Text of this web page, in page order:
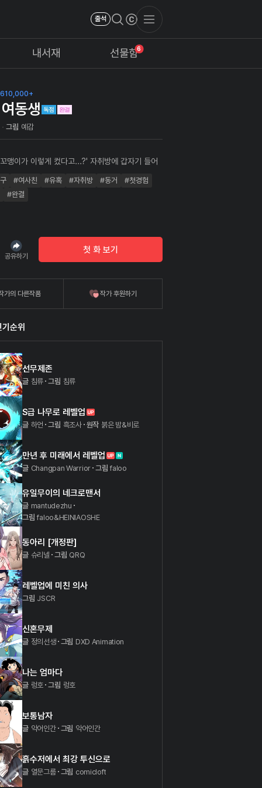
출석
내서재 6
선물함
동생
그림 예감
맹이가 이렇게 컸다고...?' 자취방에 갑자기 들어
던 공시생 해영은 그녀에게 점점 끌려 가는데...
#여사친 #유혹 #자취방 #동거
#첫경험
#완결
공유하기
첫 화 보기
가의 다른작품 작가 후원하기
순위
선무제존
글 침류 그림 침류
S급 나무로 레벨업
글 하언 그림 흑조사 원작 붉은 밤&비로
만년 후 미래에서 레벨업
글 Changpan Warrior 그림 faloo
유일무이의 네크로맨서
글 mantudezhu
그림 faloo&HEINIAOSHE
동아리 [개정판]
글 슈리넬 그림 QRQ
레벨업에 미친 의사
그림 JSCR
신혼무제
글 정의선생 그림 DXD Animation
나는 엄마다
글 렁호 그림 렁호
보통남자
글 악어인간 그림 악어인간
흙수저에서 최강 투신으로
글 열문그룹 그림 comicloft